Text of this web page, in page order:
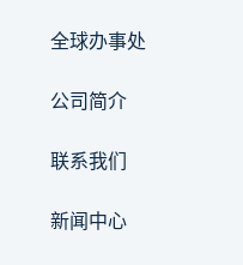
全球办事处
公司简介
联系我们
新闻中心